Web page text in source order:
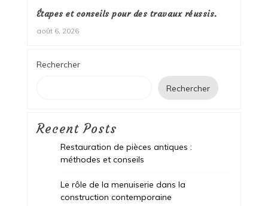
Étapes et conseils pour des travaux réussis.
août 6, 2026
Rechercher
Rechercher
Recent Posts
Restauration de pièces antiques :
méthodes et conseils
Le rôle de la menuiserie dans la
construction contemporaine